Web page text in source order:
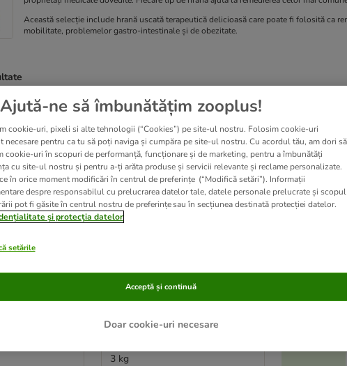
Această selecție include hrană uscată terapeutică delicioasă care poate fi folosită
mobilitate, problemelor gastro-intestinale și de obezitate.
been changed
Diet z/d
5 variante
Hill's Prescription Diet c/d
3 kg
Ai -15%
lei) la
-5% la
Ajută-ne să îmbunătățim zooplus!
cookie-uri, pixeli si alte tehnologii (“Cookies”) pe site-ul nostru. Folosim cookie-uri
necesare pentru ca tu să poți naviga și cumpăra pe site-ul nostru. Cu acordul tău, am dori să
cookie-uri în scopuri de performanță, funcționare și de marketing, pentru a îmbunătăți
cu site-ul nostru și pentru a-ți arăta produse și servicii relevante și reclame personalizate.
în orice moment modificări în centrul de preferințe (“Modifică setări”). Informații
despre responsabilul cu prelucrarea datelor tale, datele personale prelucrate și scopul
pot fi găsite în centrul nostru de preferințe sau în secțiunea destinată protecției datelor.
și protecția datelor
setările
Doar cookie-uri necesare
Acceptă și continuă